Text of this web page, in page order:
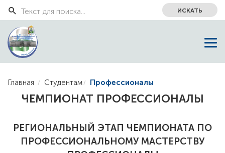
ИСКАТЬ
Главная Студентам Профессионалы
ЧЕМПИОНАТ ПРОФЕССИОНАЛЫ
РЕГИОНАЛЬНЫЙ ЭТАП ЧЕМПИОНАТА ПО
ПРОФЕССИОНАЛЬНОМУ МАСТЕРСТВУ